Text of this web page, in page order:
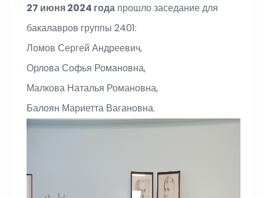
27 июня 2024 года прошло заседание для
бакалавров группы 2401:
Ломов Сергей Андреевич,
Орлова Софья Романовна,
Малкова Наталья Романовна,
Балоян Мариетта Вагановна.